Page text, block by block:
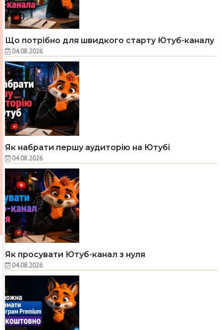
Що потрібно для швидкого старту Ютуб-каналу
04.08.2026
Як набрати першу аудиторію на Ютубі
04.08.2026
Як просувати Ютуб-канал з нуля
04.08.2026